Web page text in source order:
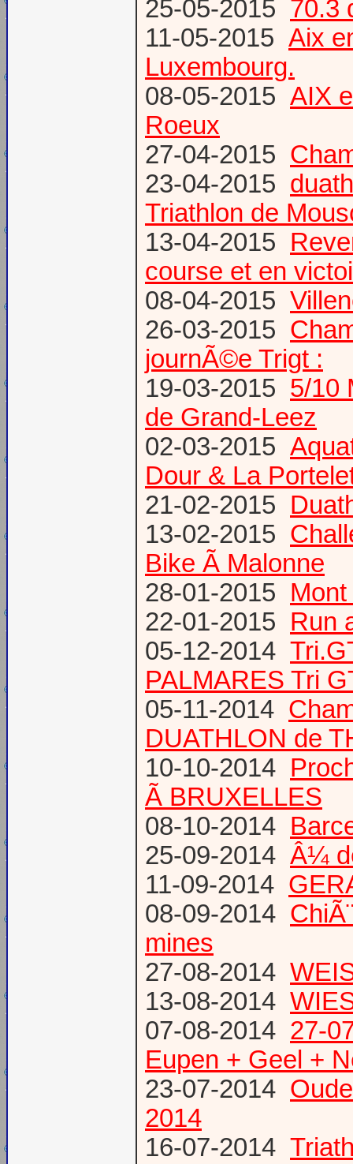
25-05-2015 70.3
11-05-2015 Aix
Luxembourg.
08-05-2015 AIX
Roeux
27-04-2015
23-04-2015
Triathlon de
13-04-2015
course et en
08-04-2015
26-03-2015
journÃ©e Trigt :
19-03-2015 5/10
de Grand-Leez
02-03-2015
Dour & La
21-02-2015
13-02-2015
Bike Ã Malonne
28-01-2015
22-01-2015 Run
05-12-2014
PALMARES Tri
05-11-2014
DUATHLON de
10-10-2014
Ã BRUXELLES
08-10-2014
25-09-2014 Â¼
11-09-2014
08-09-2014
mines
27-08-2014
13-08-2014
07-08-2014 27-
Eupen + Geel +
23-07-2014
2014
16-07-2014